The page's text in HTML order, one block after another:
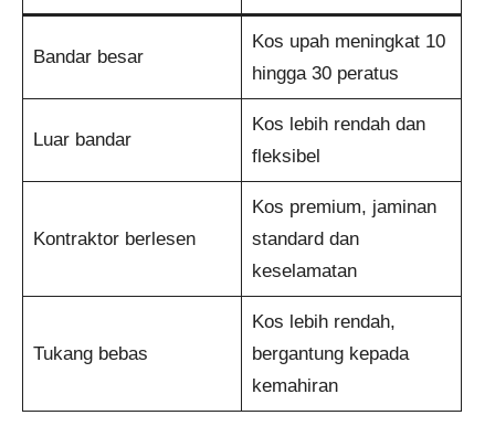
Bandar besar
Kos upah meningkat 10
hingga 30 peratus
Luar bandar
Kos lebih rendah dan
fleksibel
Kontraktor berlesen
Kos premium, jaminan
standard dan
keselamatan
Tukang bebas
Kos lebih rendah,
bergantung kepada
kemahiran